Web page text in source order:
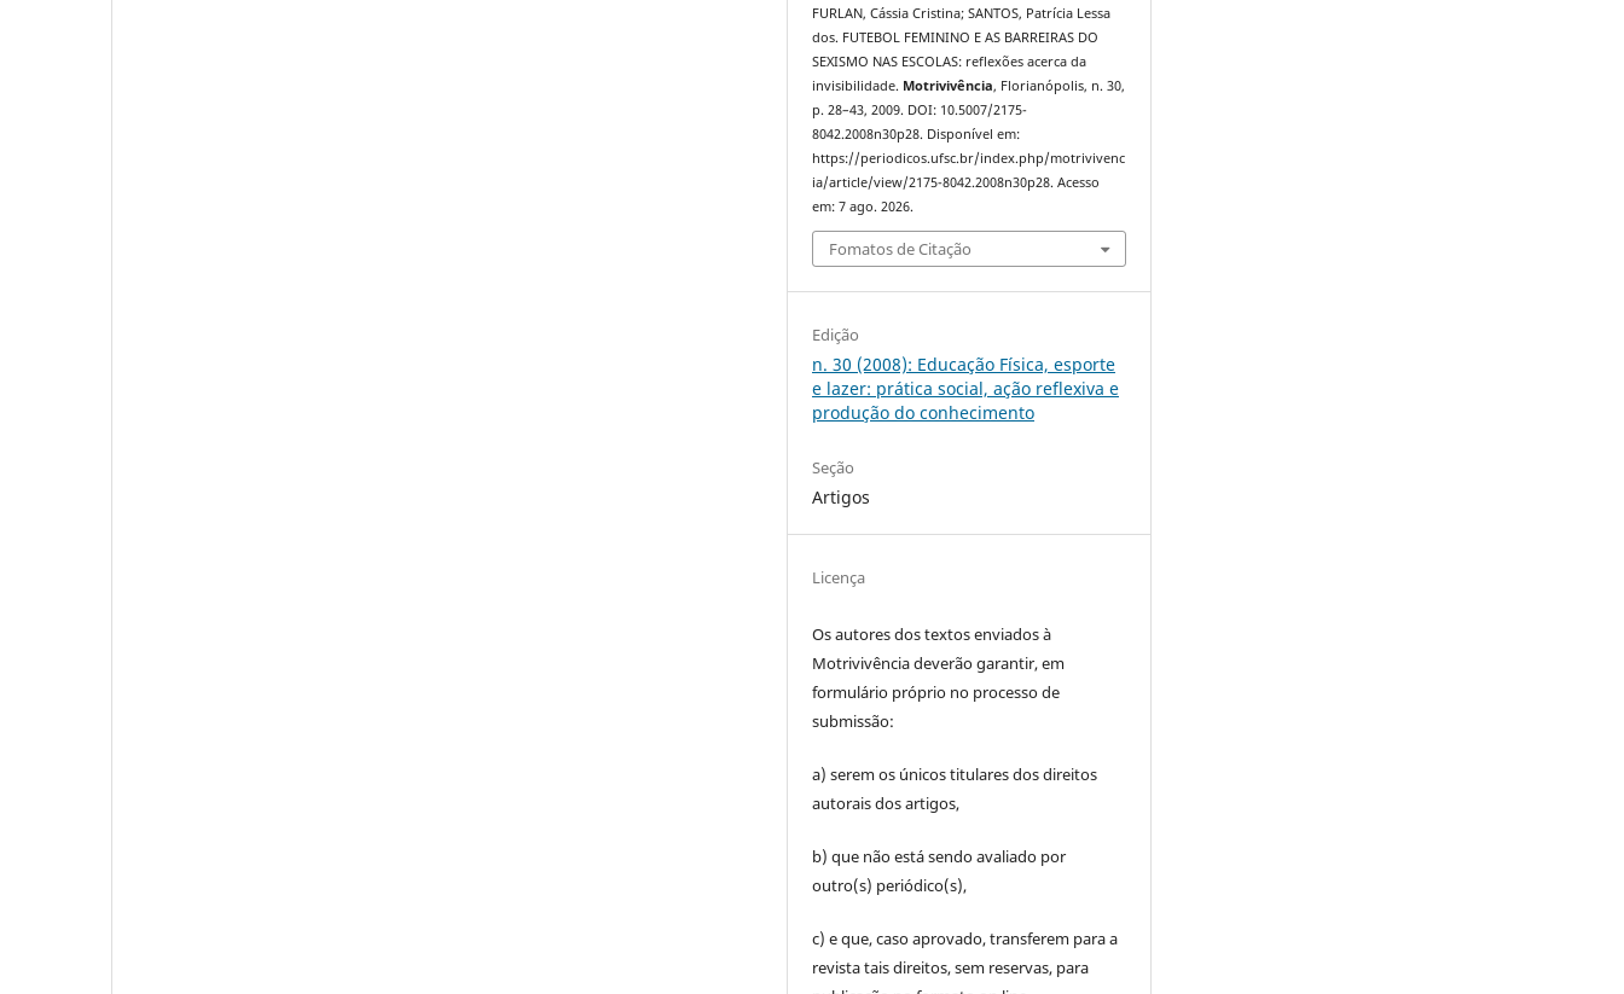
FURLAN, Cássia Cristina; SANTOS, Patrícia Lessa
dos. FUTEBOL FEMININO E AS BARREIRAS DO
SEXISMO NAS ESCOLAS: reflexões acerca da
invisibilidade. Motrivivência, Florianópolis, n. 30,
p. 28–43, 2009. DOI: 10.5007/2175-
8042.2008n30p28. Disponível em:
https://periodicos.ufsc.br/index.php/motrivivenc
ia/article/view/2175-8042.2008n30p28. Acesso
em: 7 ago. 2026.
Fomatos de Citação
Edição
n. 30 (2008): Educação Física, esporte
e lazer: prática social, ação reflexiva e
produção do conhecimento
Seção
Artigos
Licença
Os autores dos textos enviados à
Motrivivência deverão garantir, em
formulário próprio no processo de
submissão:
a) serem os únicos titulares dos direitos
autorais dos artigos,
b) que não está sendo avaliado por
outro(s) periódico(s),
c) e que, caso aprovado, transferem para a
revista tais direitos, sem reservas, para